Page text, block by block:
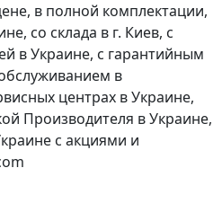
в полной комплектации,
со склада в г. Киев, с
в Украине, с гарантийным
в
центрах в Украине,
Производителя в Украине,
с акциями и